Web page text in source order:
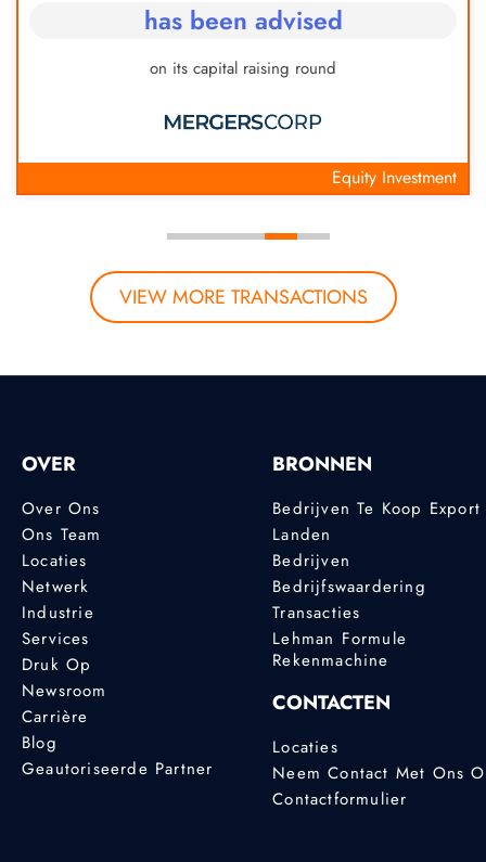
has been advised
on its capital raising round
Equity Investment
VIEW MORE TRANSACTIONS
OVER
Over Ons
Ons Team
Locaties
Netwerk
Industrie
Services
Druk Op
Newsroom
Carrière
Blog
Geautoriseerde Partner
BRONNEN
Bedrijven Te Koop Export
Landen
Bedrijven
Bedrijfswaardering
Transacties
Lehman Formule
Rekenmachine
CONTACTEN
Locaties
Neem Contact Met Ons
Contactformulier